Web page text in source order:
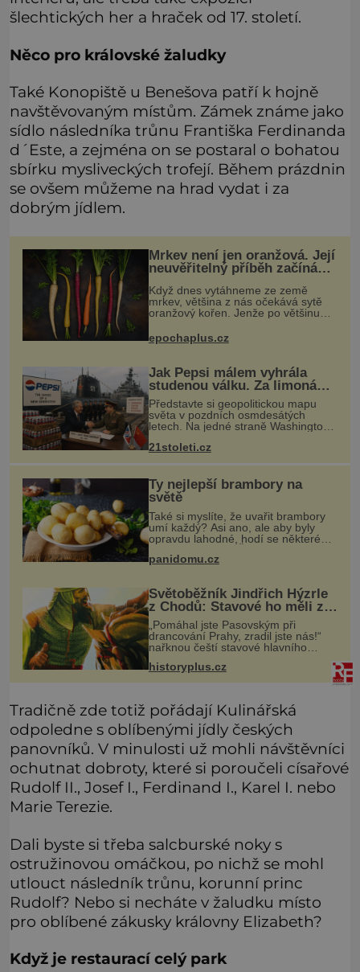
šlechtických her a hraček od 17. století.
Něco pro královské žaludky
Také Konopiště u Benešova patří k hojně
navštěvovaným místům. Zámek známe jako
sídlo následníka trůnu Františka Ferdinanda
d´Este, a zejména on se postaral o bohatou
sbírku mysliveckých trofejí. Během prázdnin
se ovšem můžeme na hrad vydat i za
dobrým jídlem.
Mrkev není jen oranžová. Její
neuvěřitelný příběh začíná
Když dnes vytáhneme ze země
mrkev, většina z nás očekává sytě
oranžový kořen. Jenže po většinu
možné, jen ne oranžová. Je fialová,
žlutá, bílá, někdy dokonce téměř
epochaplus.cz
Jak Pepsi málem vyhrála
studenou válku. Za limonádu
dostala ponorky i křižník
Představte si geopolitickou mapu
světa v pozdních osmdesátých
letech. Na jedné straně Washington,
arzenál schopný zničit planetu
padesátkrát dokola, železná opona a
21stoleti.cz
Ty nejlepší brambory na
světě
Také si myslíte, že uvařit brambory
umí každý? Asi ano, ale aby byly
opravdu lahodné, hodí se některé
varné typy od A, tedy na saláty, po D
panidomu.cz
Světoběžník Jindřich Hýzrle
z Chodů: Stavové ho měli za
zrádce
„Pomáhal jste Pasovským při
drancování Prahy, zradil jste nás!“
nařknou čeští stavové hlavního
Jindřich se však zastrašit nenechá.
Zachová chladnou hlavu a trestu
historyplus.cz
Tradičně zde totiž pořádají Kulinářská
odpoledne s oblíbenými jídly českých
panovníků. V minulosti už mohli návštěvníci
ochutnat dobroty, které si poroučeli císařové
Rudolf II., Josef I., Ferdinand I., Karel I. nebo
Marie Terezie.
Dali byste si třeba salcburské noky s
ostružinovou omáčkou, po nichž se mohl
utlouct následník trůnu, korunní princ
Rudolf? Nebo si necháte v žaludku místo
pro oblíbené zákusky královny Elizabeth?
Když je restaurací celý park